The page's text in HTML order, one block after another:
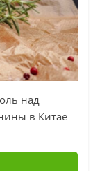
над
в Китае